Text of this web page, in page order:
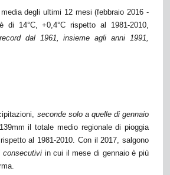
degli ultimi 12 mesi (febbraio 2016 -
di 14°C, +0,4°C rispetto al 1981-2010,
dal 1961, insieme agli anni 1991,
seconde solo a quelle di gennaio
il totale medio regionale di pioggia
al 1981-2010. Con il 2017, salgono
consecutiviin cui il mese di gennaio è più